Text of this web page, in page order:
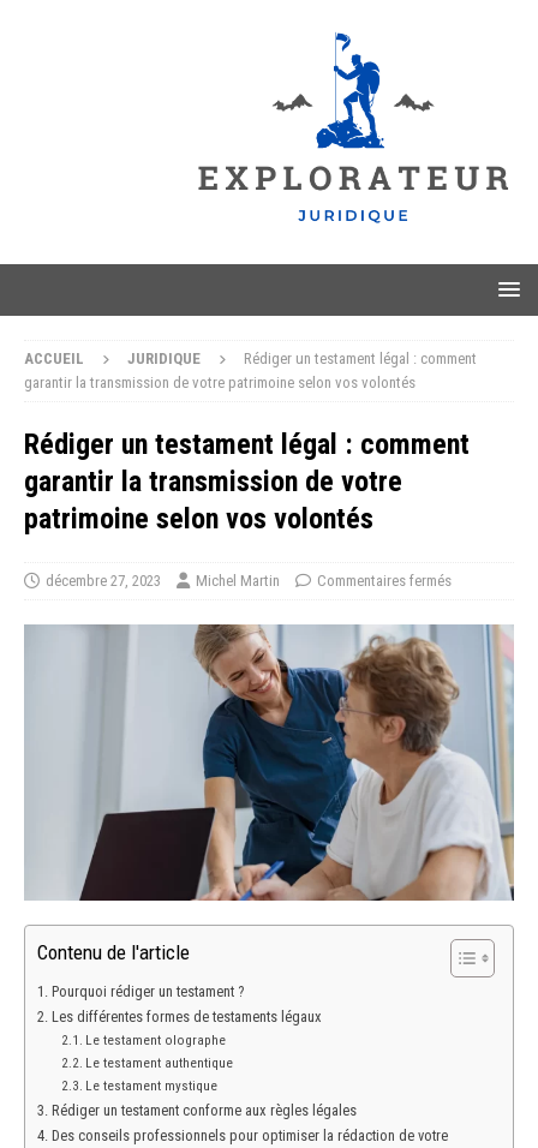
ACCUEIL JURIDIQUE
Rédiger un testament légal : comment
garantir la transmission de votre patrimoine selon vos volontés
Rédiger un testament légal : comment
garantir la transmission de votre
patrimoine selon vos volontés
décembre 27, 2023 Michel Martin Commentaires fermés
Contenu de l'article
Pourquoi rédiger un testament ?
Les différentes formes de testaments légaux
Le testament olographe
Le testament authentique
Le testament mystique
Rédiger un testament conforme aux règles légales
Des conseils professionnels pour optimiser la rédaction de votre